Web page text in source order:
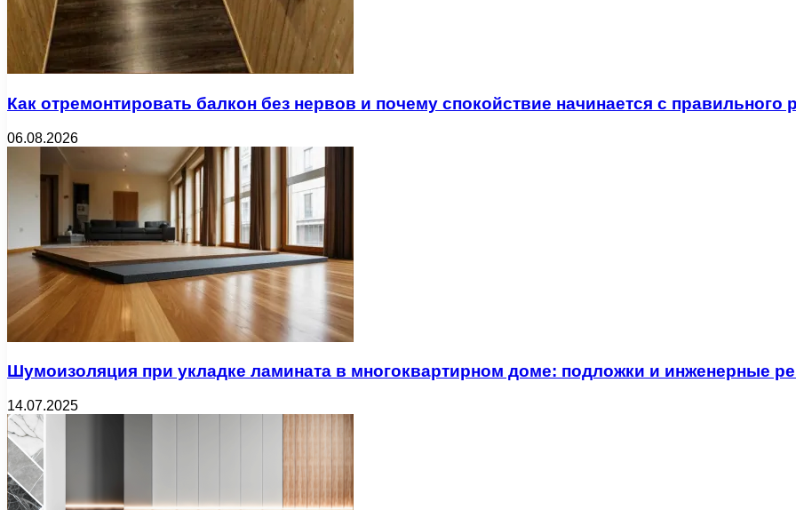
Как отремонтировать балкон без нервов и почему спокойствие начинается с правильного
06.08.2026
Шумоизоляция при укладке ламината в многоквартирном доме: подложки и инженерные
14.07.2025